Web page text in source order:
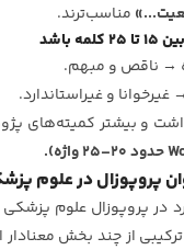
مناسب‌ترند.
→ ناقص و مبهم.
و غیراستاندارد.
و بیشتر کمیته‌های
پروپوزال در علوم
در پروپوزال علوم
از چند بخش